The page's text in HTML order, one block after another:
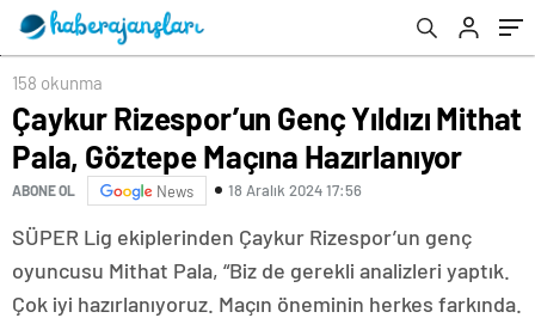
158 okunma
Çaykur Rizespor’un Genç Yıldızı Mithat
Pala, Göztepe Maçına Hazırlanıyor
ABONE OL News 18 Aralık 2024 17:56
SÜPER Lig ekiplerinden Çaykur Rizespor’un genç
oyuncusu Mithat Pala, “Biz de gerekli analizleri yaptık.
Çok iyi hazırlanıyoruz. Maçın öneminin herkes farkında.